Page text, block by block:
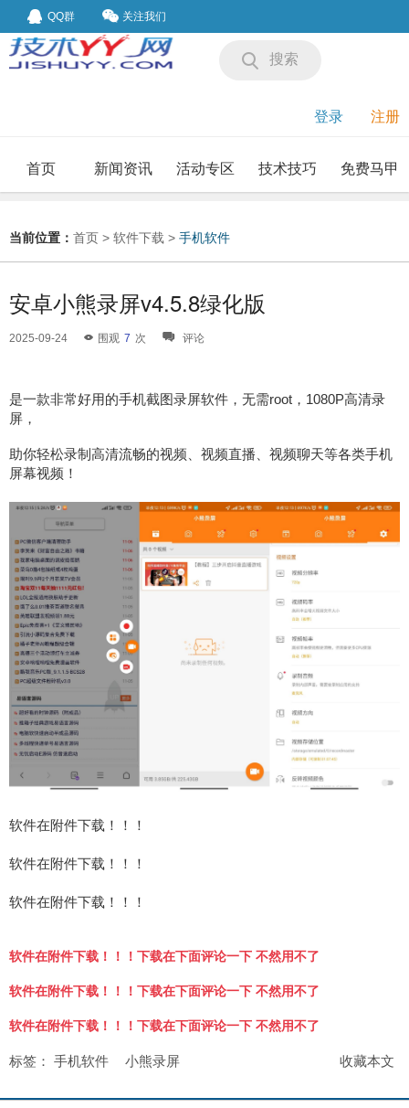
QQ群 关注我们
搜索
登录 注册
首页 新闻资讯 活动专区 技术技巧 免费马甲
当前位置： 首页 > 软件下载 > 手机软件
安卓小熊录屏v4.5.8绿化版
2025-09-24 围观 7 次 评论
是一款非常好用的手机截图录屏软件，无需root，1080P高清录
屏，
助你轻松录制高清流畅的视频、视频直播、视频聊天等各类手机
屏幕视频！
软件在附件下载！！！
软件在附件下载！！！
软件在附件下载！！！
软件在附件下载！！！下载在下面评论一下 不然用不了
软件在附件下载！！！下载在下面评论一下 不然用不了
软件在附件下载！！！下载在下面评论一下 不然用不了
收藏本文
标签： 手机软件 小熊录屏